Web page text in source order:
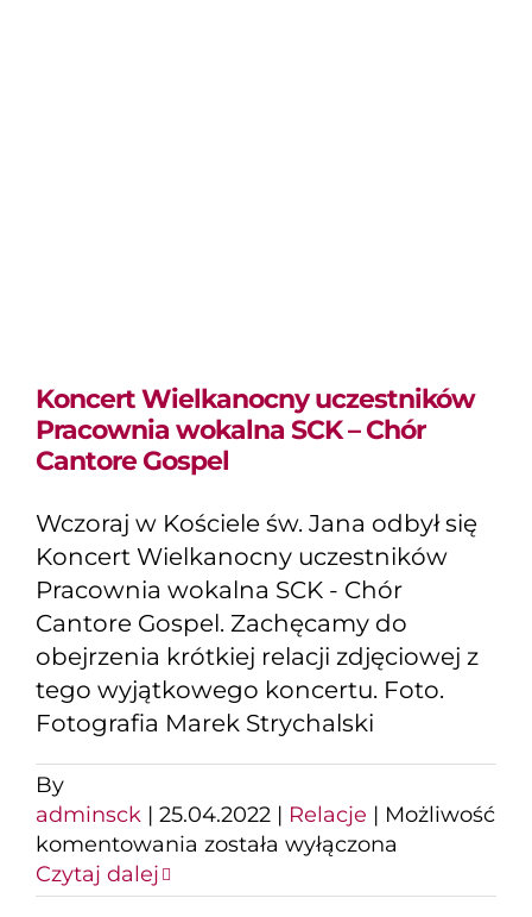
Koncert Wielkanocny uczestników
Pracownia wokalna SCK – Chór
Cantore Gospel
Wczoraj w Kościele św. Jana odbył się
Koncert Wielkanocny uczestników
Pracownia wokalna SCK - Chór
Cantore Gospel. Zachęcamy do
obejrzenia krótkiej relacji zdjęciowej z
tego wyjątkowego koncertu. Foto.
Fotografia Marek Strychalski
By
adminsck | 25.04.2022 | Relacje | Możliwość
komentowania Koncert
uczestników
została wyłączona
Czytaj dalej